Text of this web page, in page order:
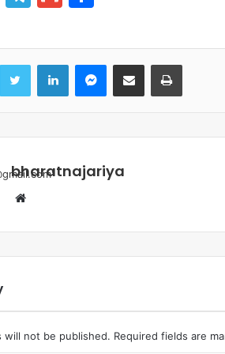
bharatnajariya
will not be published. Required fields are